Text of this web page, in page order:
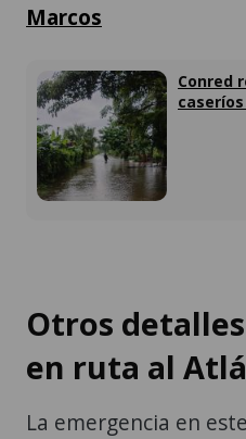
Marcos
Conred
Otros
en ruta al
La emergencia en